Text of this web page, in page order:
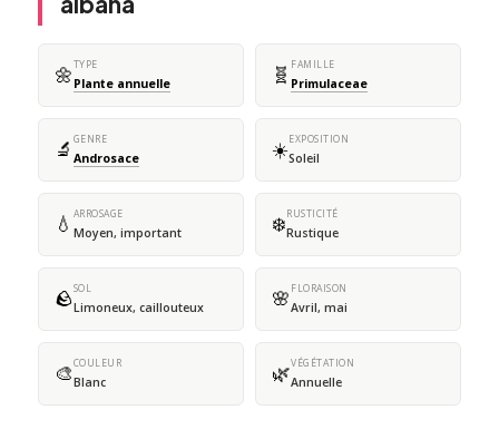
🌼TYPE
Plante annuelle 🧬 FAMILLE
Primulaceae
🔬 GENRE
Androsace ☀️EXPOSITION
Soleil
💧 ARROSAGE
Moyen, important ❄️RUSTICITÉ
Rustique
🪨SOL
Limoneux, caillouteux 🌸 FLORAISON
Avril, mai
🎨COULEUR
Blanc 🌿VÉGÉTATION
Annuelle